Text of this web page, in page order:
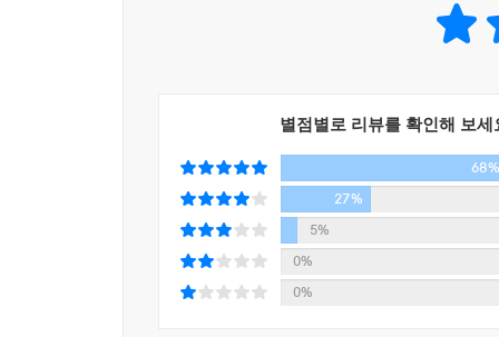
사이트(www.Hackers.co.kr)에서 무료로 제공하
05 토익 핵심 문법의 체계적 정리
원리를 중심으로 하여 토익 문법을 체계적으로
있다. 각 페이지마다 한 가지씩의 핵심 문법이
확인할 수 있다.
별점별로 리뷰를 확인해 보세
68%
27%
5%
0%
0%